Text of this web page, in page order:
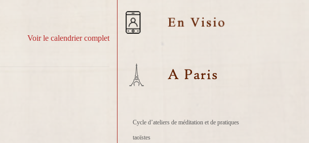
Voir le calendrier complet
Cycle d’ateliers de méditation et de pratiques
taoïstes